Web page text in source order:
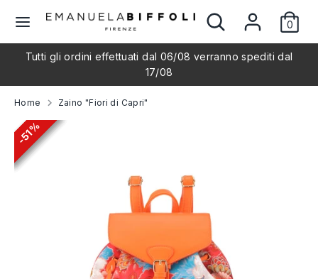
Cerca
Cerca
nostro
negozio
0
L
n
g
u
nel
nostro
Tutti gli ordini effettuati dal 06/08 verranno spediti dal
17/08
Home Zaino "Fiori di Capri"
51%
51%
51%
51%
51%
51%